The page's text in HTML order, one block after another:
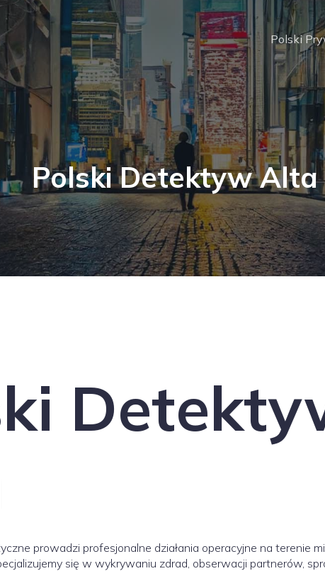
Polski
Polski Detektyw Alta
prowadzi profesjonalne działania operacyjne na terenie
się w wykrywaniu zdrad, obserwacji partnerów,